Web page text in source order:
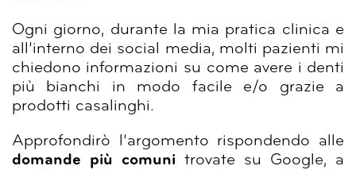
Ogni giorno, durante la mia pratica clinica e
all’interno dei social media, molti pazienti mi
chiedono informazioni su come avere i denti
più bianchi in modo facile e/o grazie a
prodotti casalinghi.
Approfondirò l’argomento rispondendo alle
domande più comunitrovate su Google, a